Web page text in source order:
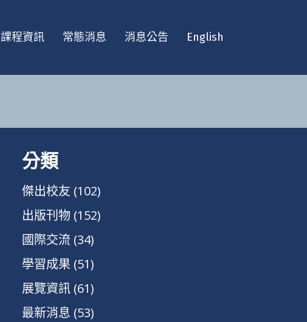
課程資訊 常態消息 消息公告 English
分類
傑出校友 (102)
出版刊物 (152)
國際交流 (34)
學習成果 (51)
展覽資訊 (61)
最新消息 (53)